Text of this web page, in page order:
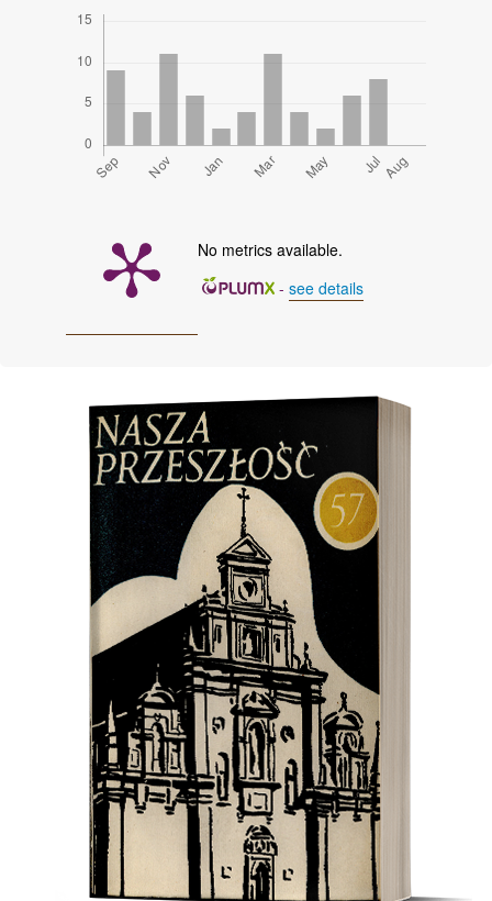
No metrics available.
- see details